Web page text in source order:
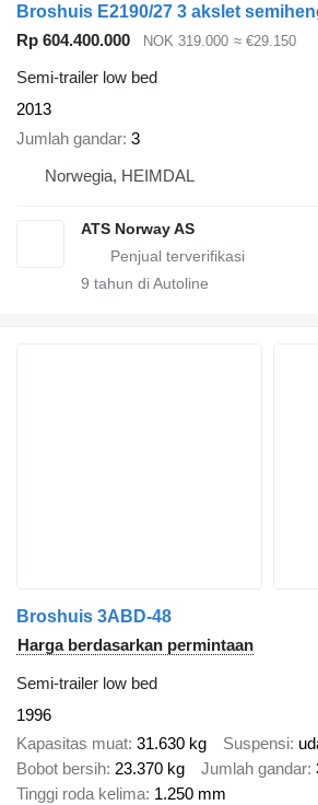
Broshuis E2190/27 3 akslet
Rp 604.400.000
NOK 319.000 ≈ €29.150
Semi-trailer low bed
2013
Jumlah gandar 3
Norwegia, HEIMDAL
ATS Norway AS
9 tahun di Autoline
Broshuis 3ABD-48
Harga berdasarkan permintaan
Semi-trailer low bed
1996
Kapasitas muat 31.630 kg Suspensi
Bobot bersih 23.370 kg Jumlah gandar
Tinggi roda kelima 1.250 mm